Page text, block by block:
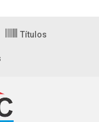
Títulos